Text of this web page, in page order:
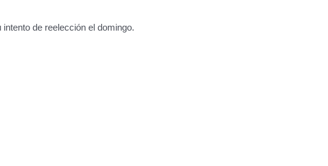
de reelección el domingo.